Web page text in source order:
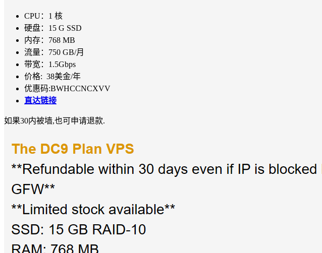
CPU：1 核
硬盘：15 G SSD
内存：768 MB
流量：750 GB/月
带宽：1.5Gbps
价格: 38美金/年
优惠码:BWHCCNCXVV
直达链接
如果30内被墙,也可申请退款.